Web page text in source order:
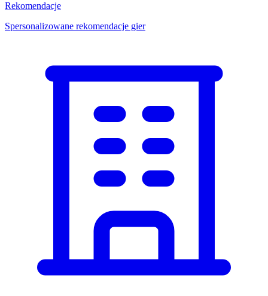
Rekomendacje
Spersonalizowane rekomendacje gier